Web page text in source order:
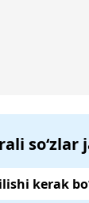
kerak